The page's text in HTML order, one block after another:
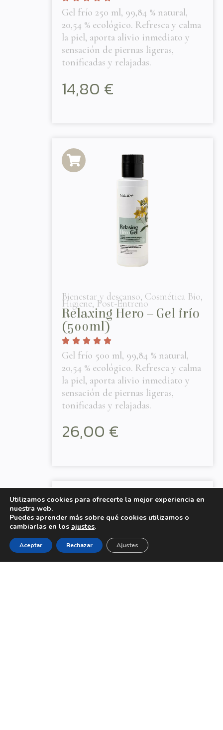
Gel frío 250 ml, 99,84 % natural,
20,54 % ecológico. Refresca y calma
la piel, aporta alivio inmediato y
sensación de piernas ligeras,
tonificadas y relajadas.
14,80 €
Bienestar y descanso, Cosmética Bio,
Higiene,Post-Entreno
Relaxing Hero – Gel frío
(500ml)
Gel frío 500 ml, 99,84 % natural,
20,54 % ecológico. Refresca y calma
la piel, aporta alivio inmediato y
sensación de piernas ligeras,
tonificadas y relajadas.
26,00 €
Utilizamos cookies para ofrecerte la mejor experiencia en
nuestra web.
Puedes aprender más sobre qué cookies utilizamos o
cambiarlas en los ajustes.
Aceptar Rechazar Ajustes